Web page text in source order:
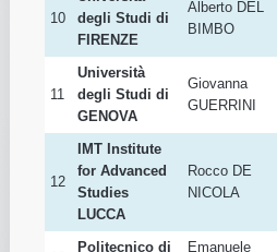
Università
degli Studi di
FERRARA
Fabrizio
Università
degli Studi di
FIRENZE
Alberto DEL
11
Università
degli Studi di
GENOVA
Giovanna
GUERRINI
IMT Institute